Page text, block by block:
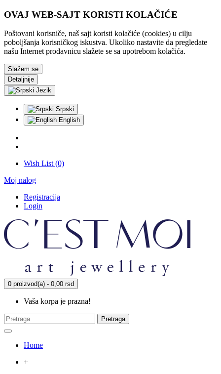
OVAJ WEB-SAJT KORISTI KOLAČIĆE
Poštovani korisniče, naš sajt koristi kolačiće (cookies) u cilju
poboljšanja korisničkog iskustva. Ukoliko nastavite da pregledate
našu Internet prodavnicu slažete se sa upotrebom kolačića.
Slažem se
Detaljnije
Jezik
Srpski
English
Wish List (0)
Moj nalog
Registracija
Login
0 proizvod(a) - 0,00 rsd
Vaša korpa je prazna!
Pretraga
Home
+